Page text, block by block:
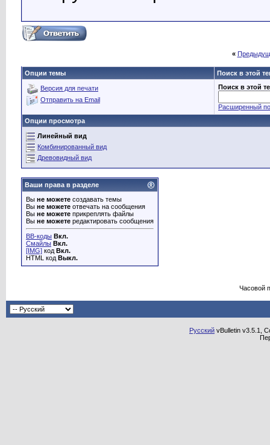
«
Опции темы Поиск в этой
Версия для печати
Отправить на Email
Поиск в этой
Расширенный
Опции просмотра
Линейный вид
Комбинированный вид
Древовидный вид
Ваши права в разделе
Вы не можете создавать темы
Вы не можете отвечать на сообщения
Вы не можете прикреплять файлы
Вы не можете редактировать сообщения
BB-коды Вкл.
Смайлы Вкл.
[IMG] код Вкл.
HTML код Выкл.
Часовой
Русский vBulletin v3.5.1,